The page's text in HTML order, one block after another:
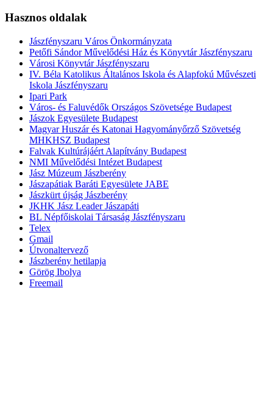
Hasznos oldalak
Jászfényszaru Város Önkormányzata
Petőfi Sándor Művelődési Ház és Könyvtár Jászfényszaru
Városi Könyvtár Jászfényszaru
IV. Béla Katolikus Általános Iskola és Alapfokú Művészeti
Iskola Jászfényszaru
Ipari Park
Város- és Faluvédők Országos Szövetsége Budapest
Jászok Egyesülete Budapest
Magyar Huszár és Katonai Hagyományőrző Szövetség
MHKHSZ Budapest
Falvak Kultúrájáért Alapítvány Budapest
NMI Művelődési Intézet Budapest
Jász Múzeum Jászberény
Jászapátiak Baráti Egyesülete JABE
Jászkürt újság Jászberény
JKHK Jász Leader Jászapáti
BL Népfőiskolai Társaság Jászfényszaru
Telex
Gmail
Útvonaltervező
Jászberény hetilapja
Görög Ibolya
Freemail